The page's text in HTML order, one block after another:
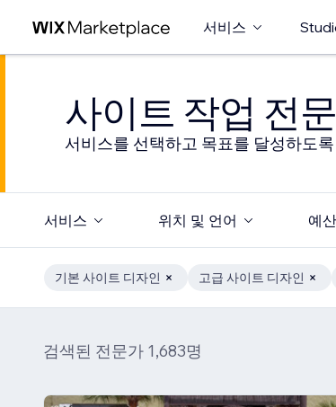
서비스
사이트 작업 전
서비스를 선택하고 목표를 달성하도
서비스 위치 및 언어 예산
기본 사이트 디자인 고급 사이트 디자인
검색된 전문가 1,683명